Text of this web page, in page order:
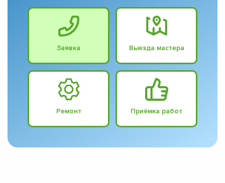
Заявка Выезда мастера
Ремонт Приёмка работ